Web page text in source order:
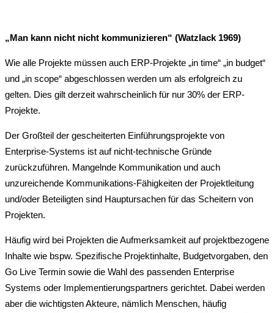
„Man kann nicht nicht kommunizieren“ (Watzlack 1969)
Wie alle Projekte müssen auch ERP-Projekte „in time“ „in budget“
und „in scope“ abgeschlossen werden um als erfolgreich zu
gelten. Dies gilt derzeit wahrscheinlich für nur 30% der ERP-
Projekte.
Der Großteil der gescheiterten Einführungsprojekte von
Enterprise-Systems ist auf nicht-technische Gründe
zurückzuführen. Mangelnde Kommunikation und auch
unzureichende Kommunikations-Fähigkeiten der Projektleitung
und/oder Beteiligten sind Hauptursachen für das Scheitern von
Projekten.
Häufig wird bei Projekten die Aufmerksamkeit auf projektbezogene
Inhalte wie bspw. Spezifische Projektinhalte, Budgetvorgaben, den
Go Live Termin sowie die Wahl des passenden Enterprise
Systems oder Implementierungspartners gerichtet. Dabei werden
aber die wichtigsten Akteure, nämlich Menschen, häufig